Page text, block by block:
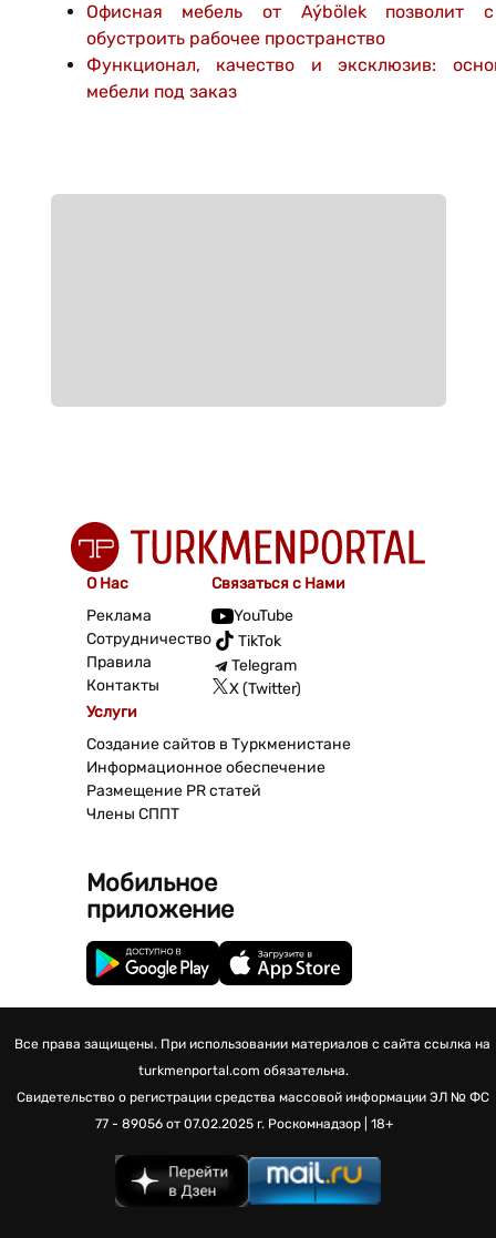
Офисная мебель от Aýbölek позволит
обустроить рабочее пространство
Функционал, качество и эксклюзив:
мебели под заказ
О Нас
Реклама
Сотрудничество
Правила
Контакты
Связаться с Нами
YouTube
TikTok
Telegram
X (Twitter)
Услуги
Создание сайтов в Туркменистане
Информационное обеспечение
Размещение PR статей
Члены СППТ
Мобильное
приложение
Все права защищены. При использовании материалов с сайта ссылка на
turkmenportal.com обязательна.
Свидетельство о регистрации средства массовой информации ЭЛ № ФС
77 - 89056 от 07.02.2025 г. Роскомнадзор | 18+